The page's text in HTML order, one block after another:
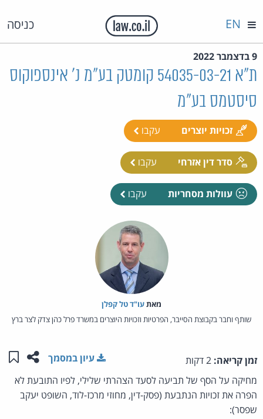
כניסה EN
9 בדצמבר 2022
ת"א 54035-03-21 קומטק בע"מ נ' אינספוקוס
סיסטמס בע"מ
זכויות יוצרים עקבו
סדר דין אזרחי עקבו
עוולות מסחריות עקבו
מאת‏עו"ד טל קפלן
שותף וחבר בקבוצת הסייבר, הפרטיות וזכויות היוצרים במשרד פרל כהן צדק לצר ברץ
זמן קריאה: שתפו
עיון במסמך
מחיקה על הסף של תביעה לסעד הצהרתי שלילי, לפיו התובעת לא
הפרה את זכויות הנתבעת (פסק-דין, מחוזי מרכז-לוד, השופט יעקב
שפסר):